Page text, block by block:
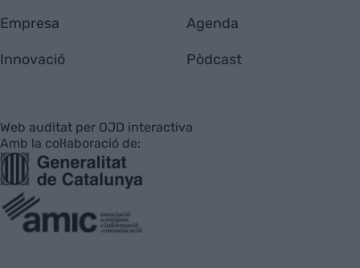
Empresa
Innovació
Agenda
Pòdcast
Web auditat per OJD interactiva
Amb la col·laboració de: